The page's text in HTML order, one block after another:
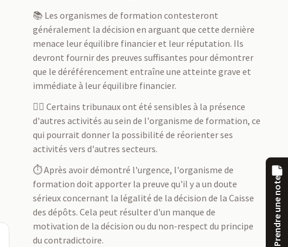
📚 Les organismes de formation contesteront
généralement la décision en arguant que cette dernière
menace leur équilibre financier et leur réputation. Ils
devront fournir des preuves suffisantes pour démontrer
que le déréférencement entraîne une atteinte grave et
immédiate à leur équilibre financier.
👨‍⚖️ Certains tribunaux ont été sensibles à la présence
d'autres activités au sein de l'organisme de formation, ce
qui pourrait donner la possibilité de réorienter ses
activités vers d'autres secteurs.
⏱️ Après avoir démontré l'urgence, l'organisme de
formation doit apporter la preuve qu'il y a un doute
sérieux concernant la légalité de la décision de la Caisse
des dépôts. Cela peut résulter d'un manque de
motivation de la décision ou du non-respect du principe
du contradictoire.
Prendre une note